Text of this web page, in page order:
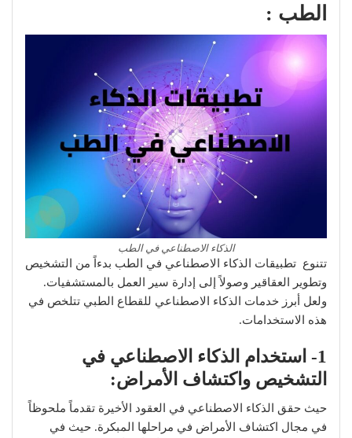
الطب :
الذكاء الاصطناعي في الطب
تتنوع تطبيقات الذكاء الاصطناعي في الطب بدءاً من التشخيص
وتطوير العقاقير وصولاً إلى إدارة سير العمل بالمستشفيات.
ولعل أبرز خدمات الذكاء الاصطناعي للقطاع الطبي تتلخص في
هذه الاستخدامات.
1- استخدام الذكاء الاصطناعي في
التشخيص واكتشاف الأمراض:
حيث حقق الذكاء الاصطناعي في العقود الأخيرة تقدماً ملحوظاً
في مجال اكتشاف الأمراض في مراحلها المبكرة. حيث في